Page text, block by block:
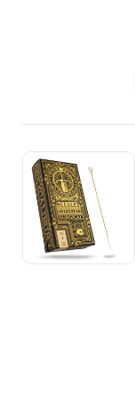
Цена
Количество